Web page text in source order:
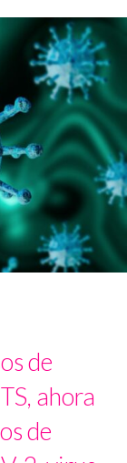
de
ahora
de